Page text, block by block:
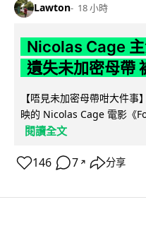
Lawton 18 小時
Nicolas Cage
遺失未加密母帶
【唔見未加密母帶咁大件
映的 Nicolas Cage 電影《
閱讀全文
146 7 ↗ 分享